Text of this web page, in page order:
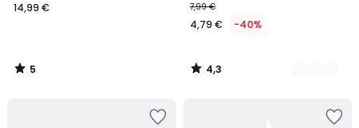
€.
14,99 €
5
/
7,99 €
4,79 € -40%
4,3
/